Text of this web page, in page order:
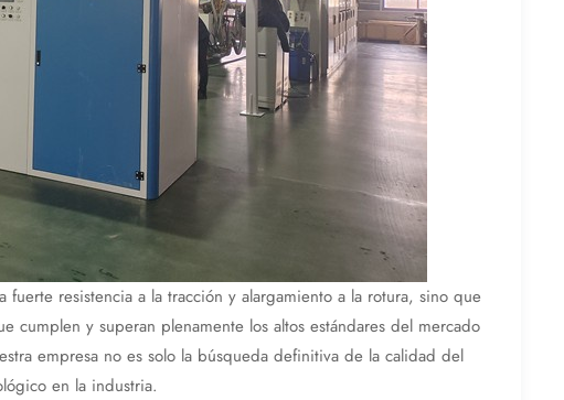
resistencia a la tracción y alargamiento a la rotura, sino que
y superan plenamente los altos estándares del mercado
empresa no es solo la búsqueda definitiva de la calidad del
en la industria.